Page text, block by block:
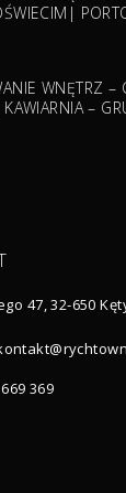
WNĘTRZ –
–
47, 32-650
369